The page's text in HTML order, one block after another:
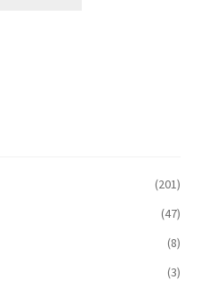
(201)
(47)
(8)
(3)